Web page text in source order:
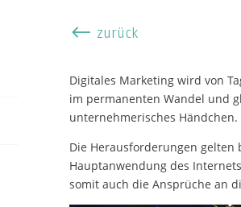
# zurück
Digitales Marketing wird von
im permanenten Wandel und
unternehmerisches Händchen.
Die Herausforderungen gelten
Hauptanwendung des
somit auch die Ansprüche an